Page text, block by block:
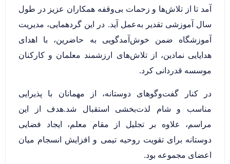
آمد تا از تلاش‌ها و زحمات بی‌وقفه همکاران عزیز در طول
سال آموزشی تقدیر به‌عمل آید. در این گردهمایی، مدیریت
آموزشگاه ضمن خوش‌آمدگویی به حاضرین، با اهدای
هدایایی نمادین، از تلاش‌های ارزشمند معلمان و کارکنان
موسسه قدردانی کرد.
در کنار گفت‌وگوهای دوستانه، از مهمانان با پذیرایی
مناسب و شام لذت‌بخشی استقبال شد.هدف از این
مراسم، علاوه بر تجلیل از مقام معلم، ایجاد فضایی
دوستانه برای تقویت روحیه تیمی و افزایش انسجام میان
اعضای مجموعه بود.